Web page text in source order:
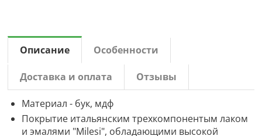
Описание Особенности
Доставка и оплата Отзывы
Материал - бук, мдф
Покрытие итальянским трехкомпонентым лаком
и эмалями "Milesi", обладающими высокой